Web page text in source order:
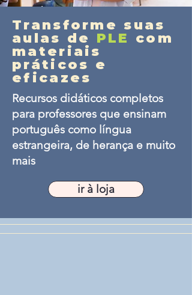
Transforme suas
aulas de PLE com
materiais
práticos e
eficazes
Recursos didáticos completos
para professores que ensinam
português como língua
estrangeira, de herança e muito
mais
ir à loja